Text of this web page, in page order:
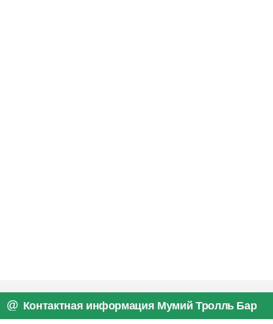
Контактная информация Мумий Тролль Бар